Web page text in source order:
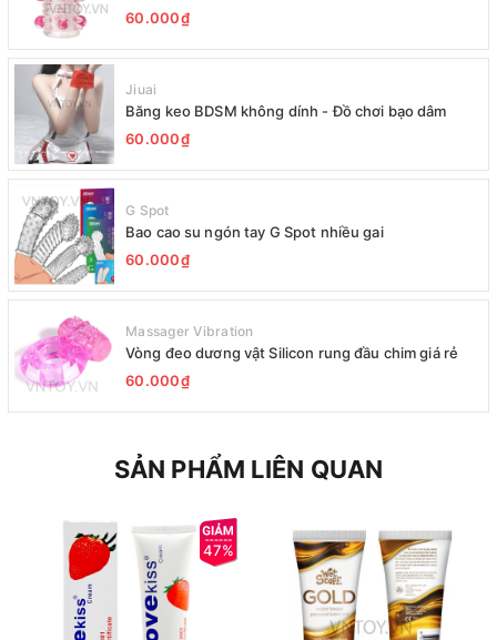
60.000₫
Jiuai
Băng keo BDSM không dính - Đồ chơi bạo dâm
60.000₫
G Spot
Bao cao su ngón tay G Spot nhiều gai
60.000₫
Massager Vibration
Vòng đeo dương vật Silicon rung đầu chim giá rẻ
60.000₫
SẢN PHẨM LIÊN QUAN
47%